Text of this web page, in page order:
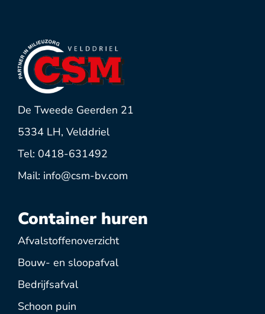
De Tweede Geerden 21
5334 LH, Velddriel
Tel: 0418-631492
Mail: info@csm-bv.com
Container huren
Afvalstoffenoverzicht
Bouw- en sloopafval
Bedrijfsafval
Schoon puin